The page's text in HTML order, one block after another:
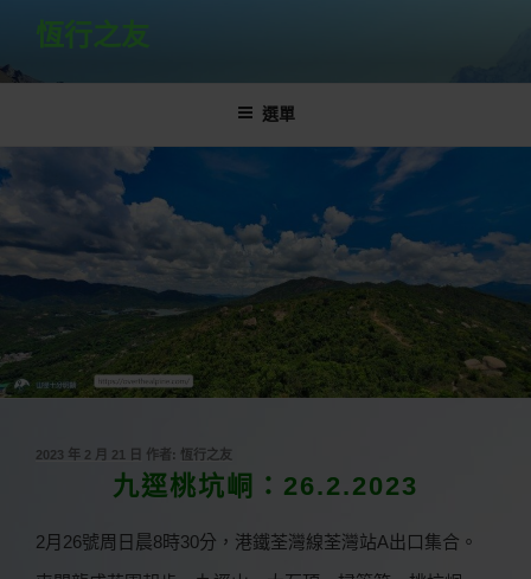
主
恆行之友
選單
發
2023 年 2 月 21 日 作者: 恆行之友
九逕桃坑峒：26.2.2023
2月26號周日晨8時30分，港鐵荃灣線荃灣站A出口集合。